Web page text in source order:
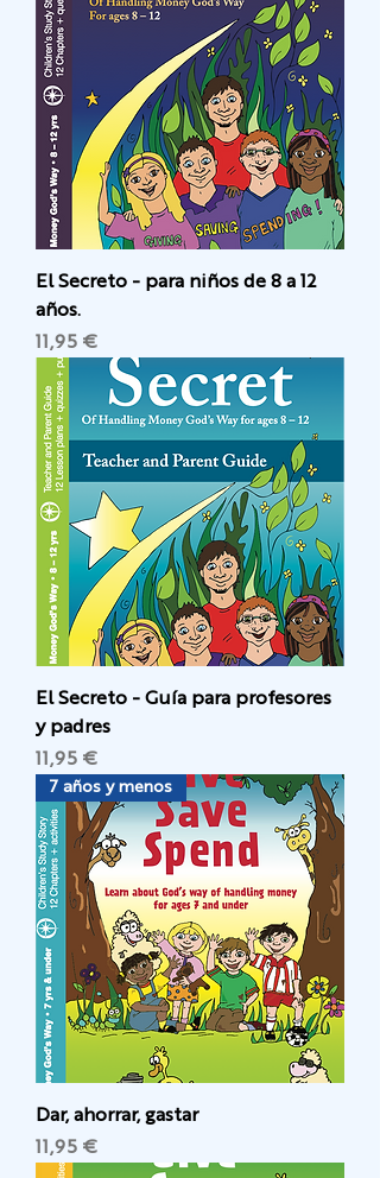
El Secreto - para niños de 8 a 12
años.
Precio
11,95 €
El Secreto - Guía para profesores
y padres
Precio
11,95 €
7 años y menos
Dar, ahorrar, gastar
Precio
11,95 €